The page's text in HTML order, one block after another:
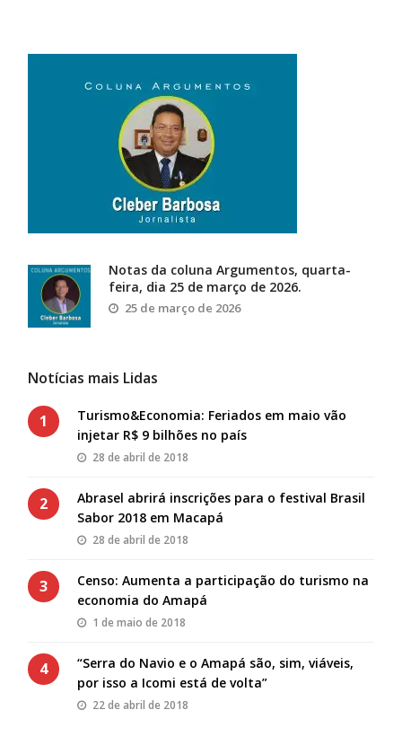
Notas da coluna Argumentos, quarta-
feira, dia 25 de março de 2026.
25 de março de 2026
Notícias mais Lidas
1
Turismo&Economia: Feriados em maio vão
injetar R$ 9 bilhões no país
28 de abril de 2018
2
Abrasel abrirá inscrições para o festival Brasil
Sabor 2018 em Macapá
28 de abril de 2018
3
Censo: Aumenta a participação do turismo na
economia do Amapá
1 de maio de 2018
4
“Serra do Navio e o Amapá são, sim, viáveis,
por isso a Icomi está de volta”
22 de abril de 2018